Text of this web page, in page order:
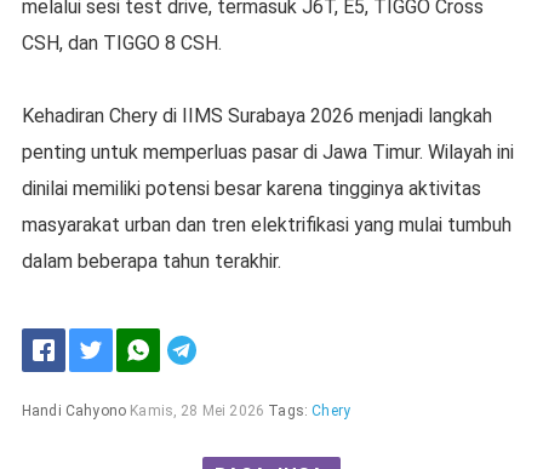
melalui sesi test drive, termasuk J6T, E5, TIGGO Cross
CSH, dan TIGGO 8 CSH.
Kehadiran Chery di IIMS Surabaya 2026 menjadi langkah
penting untuk memperluas pasar di Jawa Timur. Wilayah ini
dinilai memiliki potensi besar karena tingginya aktivitas
masyarakat urban dan tren elektrifikasi yang mulai tumbuh
dalam beberapa tahun terakhir.
Handi Cahyono Kamis, 28 Mei 2026 Tags:Chery